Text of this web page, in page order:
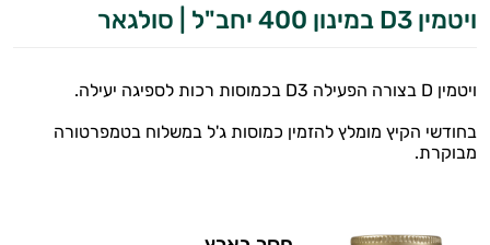
ויטמין D3 במינון 400 יחב"ל | סולגאר
ויטמין D בצורה הפעילה D3 בכמוסות רכות לספיגה יעילה.
בחודשי הקיץ מומלץ להזמין כמוסות ג'ל במשלוח בטמפרטורה
מבוקרת.